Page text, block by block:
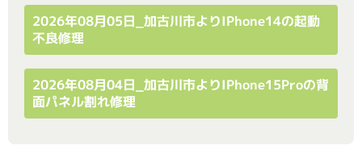
2026年08月05日_加古川市よりiPhone14の起動
不良修理
2026年08月04日_加古川市よりiPhone15Proの背
面パネル割れ修理